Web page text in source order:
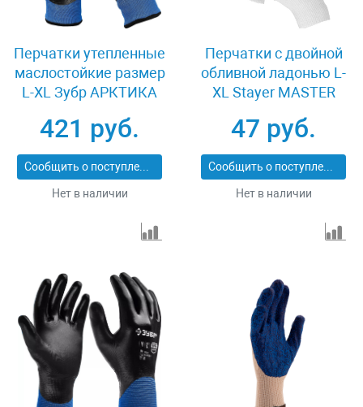
Перчатки утепленные
маслостойкие размер
L-XL Зубр АРКТИКА
421 руб.
Сообщить о поступлении
Нет в наличии
Перчатки c двойной
обливной ладонью L-
XL Stayer MASTER
47 руб.
Сообщить о поступлении
Нет в наличии